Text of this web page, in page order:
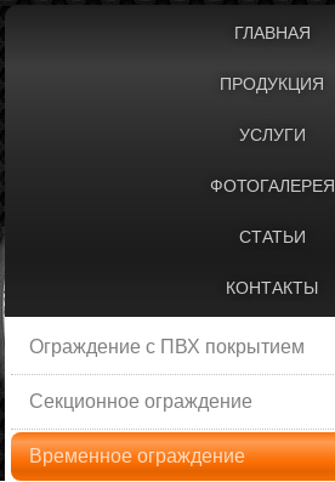
ГЛАВНАЯ
ПРОДУКЦИЯ
УСЛУГИ
ФОТОГАЛЕРЕЯ
СТАТЬИ
КОНТАКТЫ
Ограждение с ПВХ покрытием
Секционное ограждение
Временное ограждение